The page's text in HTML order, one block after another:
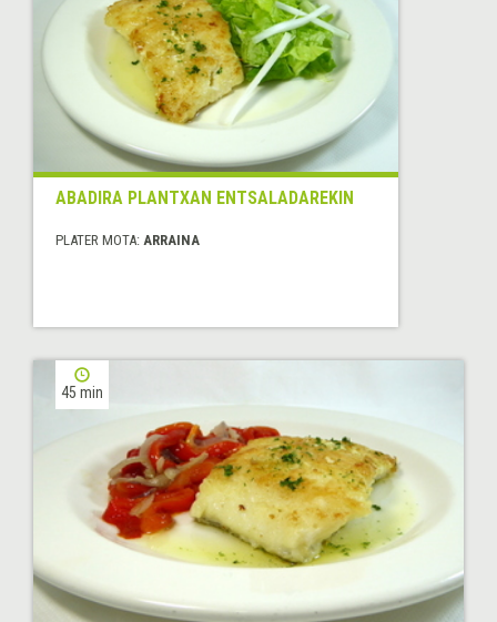
ABADIRA PLANTXAN ENTSALADAREKIN
PLATER MOTA: ARRAINA
45 min